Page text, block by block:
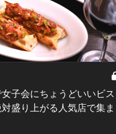
子会にちょうどいいビス
対盛り上がる人気店で集ま